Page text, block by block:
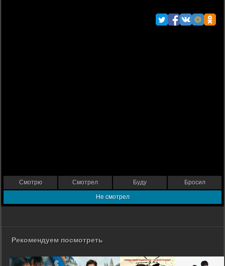
Смотрю Смотрел Буду Бросил
Не смотрел
Рекомендуем посмотреть